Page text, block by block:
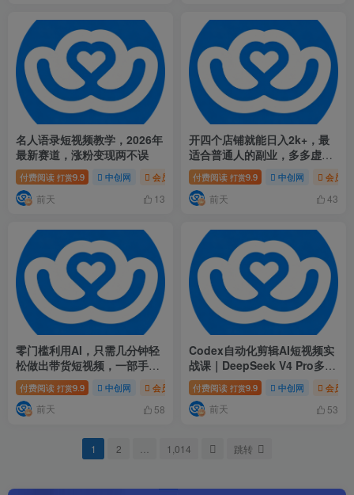
名人语录短视频教学，2026年
最新赛道，涨粉变现两不误
付费阅读 打赏9.9 中创网 会员免费 # 名人语录短视频教学 # 2026年最新
前天 13
开四个店铺就能日入2k+，最
适合普通人的副业，多多虚拟
长久稳定项目
付费阅读 打赏9.9 中创网 会员免
前天 43
零门槛利用AI，只需几分钟轻
松做出带货短视频，一部手机
批量做出精品视频，月入万元
付费阅读 打赏9.9 中创网 会员免费 # 零门槛利用AI # 只需几分钟轻松做
前天 58
Codex自动化剪辑AI短视频实
战课｜DeepSeek V4 Pro多
API联动，图文成片封装Skill
全流程
付费阅读 打赏9.9 中创网 会员免
前天 53
1 2 1,014 跳转